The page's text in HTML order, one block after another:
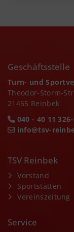
Geschäftsstelle
Turn- und
Theodor-Storm-
21465 Reinbek
040 - 40 11
info@tsv-
TSV Reinbek
Vorstand
Sportstätten
Vereinszeitung
Service